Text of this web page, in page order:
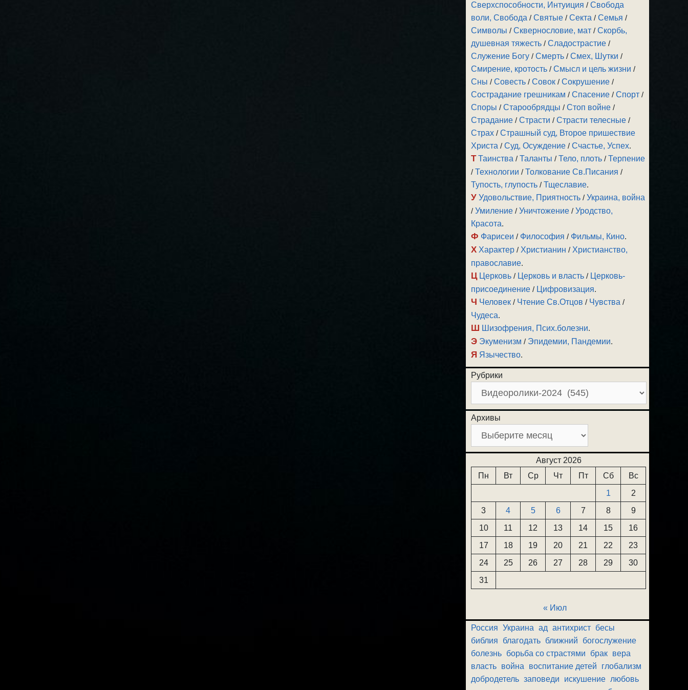
Сверхспособности, Интуиция /Свобода
воли, Свобода /Святые /Секта /Семья /
Символы /Сквернословие, мат /Скорбь,
душевная тяжесть /Сладострастие /
Служение Богу /Смерть /Смех, Шутки /
Смирение, кротость /Смысл и цель жизни /
Сны /Совесть /Совок /Сокрушение /
Сострадание грешникам /Спасение /Спорт /
Споры /Старообрядцы /Стоп войне /
Страдание /Страсти /Страсти телесные /
Страх /Страшный суд, Второе пришествие
Христа /Суд, Осуждение /Счастье, Успех.
Т Таинства /Таланты /Тело, плоть /Терпение
/Технологии /Толкование Св.Писания /
Тупость, глупость /Тщеславие.
У Удовольствие, Приятность /Украина, война
/Умиление /Уничтожение /Уродство,
Красота.
Ф Фарисеи / Философия / Фильмы, Кино.
Х Характер / Христианин / Христианство,
православие.
Ц Церковь / Церковь и власть / Церковь-
присоединение / Цифровизация.
Ч Человек / Чтение Св.Отцов / Чувства /
Чудеса.
Ш Шизофрения, Псих.болезни.
Э Экуменизм / Эпидемии, Пандемии.
Я Язычество.
Рубрики
Архивы
Август 2026
Пн
Вт Ср Чт Пт Сб
Вс
1
2
3
4 5 6 7 8
9
10
11 12 13 14 15
16
17
18 19 20 21 22
23
24
25 26 27 28 29
30
31
« Июл
Россия Украина ад антихрист бесы
библия
благодать ближний
богослужение
болезнь борьба со страстями брак вера
власть война воспитание детей
глобализм
добродетель заповеди искушение любовь